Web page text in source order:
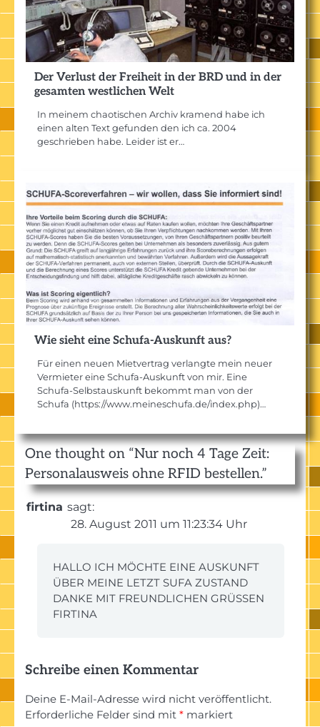
Der Verlust der Freiheit in der BRD und in der
gesamten westlichen Welt
In meinem chaotischen Archiv kramend habe ich
einen alten Text gefunden den ich ca. 2004
geschrieben habe. Leider ist er…
Wie sieht eine Schufa-Auskunft aus?
Für einen neuen Mietvertrag verlangte mein neuer
Vermieter eine Schufa-Auskunft von mir. Eine
Schufa-Selbstauskunft bekommt man von der
Schufa (https://www.meineschufa.de/index.php)…
One thought on “Nur noch 4 Tage Zeit:
Personalausweis ohne RFID bestellen.”
firtina sagt:
28. August 2011 um 11:23:34 Uhr
HALLO ICH MÖCHTE EINE AUSKUNFT
ÜBER MEINE LETZT SUFA ZUSTAND
DANKE MIT FREUNDLICHEN GRÜSSEN
FIRTINA
Schreibe einen Kommentar
Deine E-Mail-Adresse wird nicht veröffentlicht.
Erforderliche Felder sind mit * markiert